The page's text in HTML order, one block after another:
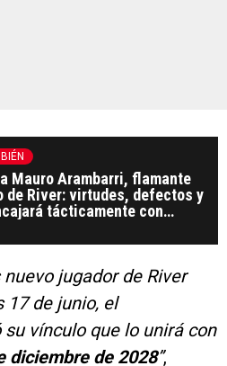
Mauro Arambarri, flamante
de River: virtudes, defectos y
tácticamente con
jugador de River
17 de junio, el
vínculo que lo unirá con
diciembre de 2028”,